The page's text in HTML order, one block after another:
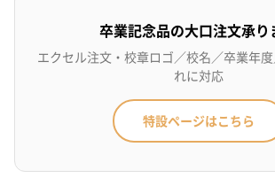
卒業記念品の大口注文承り
エクセル注文・校章ロゴ／校名／卒業年
れに対応
特設ページはこちら